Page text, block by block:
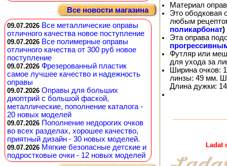
Все новости магазина
09.07.2026 Все металлические оправы
отличного качества новое поступление
09.07.2026 Все полимерные оправы
отличного качества от 300 руб новое
поступление
09.07.2026 Фрезерованный пластик
самое лучшее качество и надежность
оправы
09.07.2026 Оправы для больших
диоптрий с большой фаской,
металлические, пополнение каталога -
20 новых моделей
09.07.2026 Пополнение недорогих очков
во всех разделах, хорошее качество,
приятный дизайн - 30 новых моделей.
09.07.2026 Мягкие безопасные детские и
подростковые очки - 12 новых моделей
Материал
Это ободковая
любым
поликарбонат)
Эта оправа
Футляр или
для ухода за
Ширина очков:
линзы: 49 мм.
Длина дужки:
Ladat